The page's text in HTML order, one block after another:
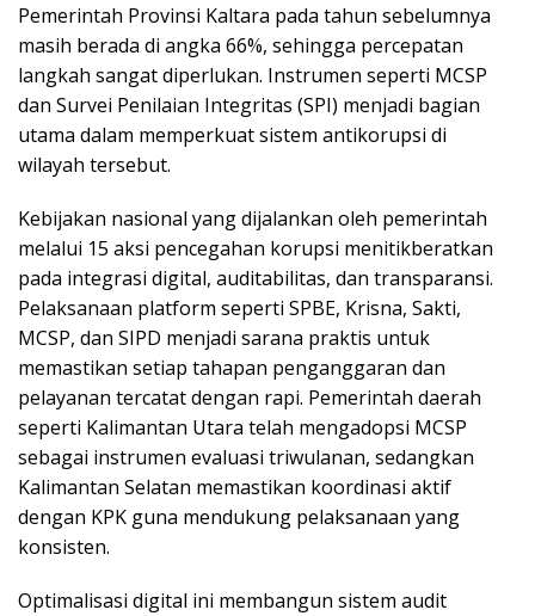
Pemerintah Provinsi Kaltara pada tahun sebelumnya
masih berada di angka 66%, sehingga percepatan
langkah sangat diperlukan. Instrumen seperti MCSP
dan Survei Penilaian Integritas (SPI) menjadi bagian
utama dalam memperkuat sistem antikorupsi di
wilayah tersebut.
Kebijakan nasional yang dijalankan oleh pemerintah
melalui 15 aksi pencegahan korupsi menitikberatkan
pada integrasi digital, auditabilitas, dan transparansi.
Pelaksanaan platform seperti SPBE, Krisna, Sakti,
MCSP, dan SIPD menjadi sarana praktis untuk
memastikan setiap tahapan penganggaran dan
pelayanan tercatat dengan rapi. Pemerintah daerah
seperti Kalimantan Utara telah mengadopsi MCSP
sebagai instrumen evaluasi triwulanan, sedangkan
Kalimantan Selatan memastikan koordinasi aktif
dengan KPK guna mendukung pelaksanaan yang
konsisten.
Optimalisasi digital ini membangun sistem audit